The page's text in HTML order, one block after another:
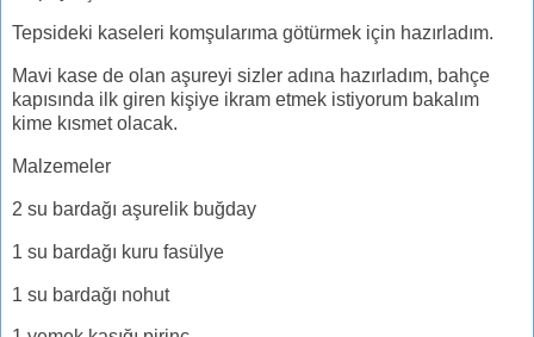
Tepsideki kaseleri komşularıma götürmek için hazırladım.
Mavi kase de olan aşureyi sizler adına hazırladım, bahçe
kapısında ilk giren kişiye ikram etmek istiyorum bakalım
kime kısmet olacak.
Malzemeler
2 su bardağı aşurelik buğday
1 su bardağı kuru fasülye
1 su bardağı nohut